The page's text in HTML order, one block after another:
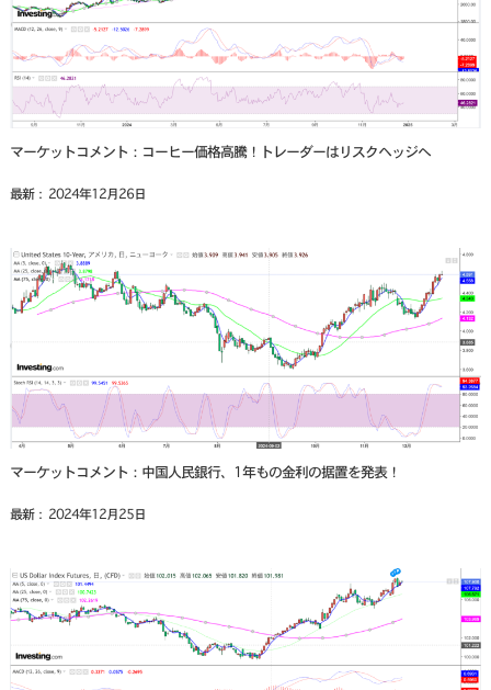
マーケットコメント：コーヒー価格高騰！トレーダーはリスクヘッジへ
最新： 2024年12月26日
マーケットコメント：中国人民銀行、1年もの金利の据置を発表！
最新： 2024年12月25日